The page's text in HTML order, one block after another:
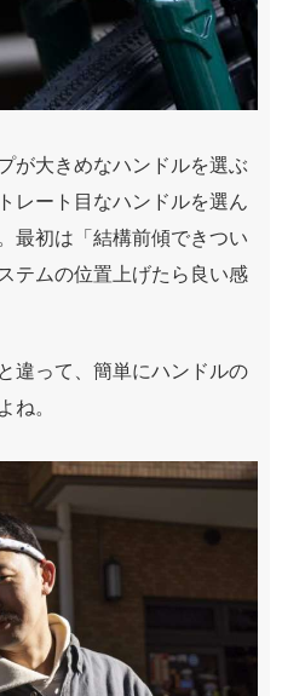
が大きめなハンドルを選ぶ
レート目なハンドルを選ん
最初は「結構前傾できつい
テムの位置上げたら良い感
違って、簡単にハンドルの
。